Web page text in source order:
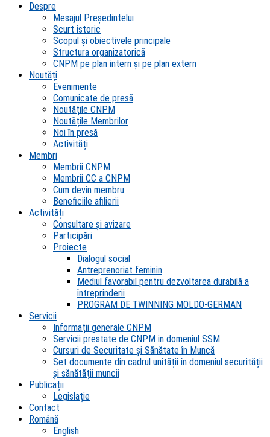
Despre
Mesajul Președintelui
Scurt istoric
Scopul şi obiectivele principale
Structura organizatorică
CNPM pe plan intern şi pe plan extern
Noutăți
Evenimente
Comunicate de presă
Noutățile CNPM
Noutățile Membrilor
Noi în presă
Activități
Membri
Membrii CNPM
Membrii CC a CNPM
Cum devin membru
Beneficiile afilierii
Activități
Consultare și avizare
Participări
Proiecte
Dialogul social
Antreprenoriat feminin
Mediul favorabil pentru dezvoltarea durabilă a
întreprinderii
PROGRAM DE TWINNING MOLDO-GERMAN
Servicii
Informații generale CNPM
Servicii prestate de CNPM in domeniul SSM
Cursuri de Securitate și Sănătate în Muncă
Set documente din cadrul unității în domeniul securității
și sănătății muncii
Publicații
Legislație
Contact
Română
English